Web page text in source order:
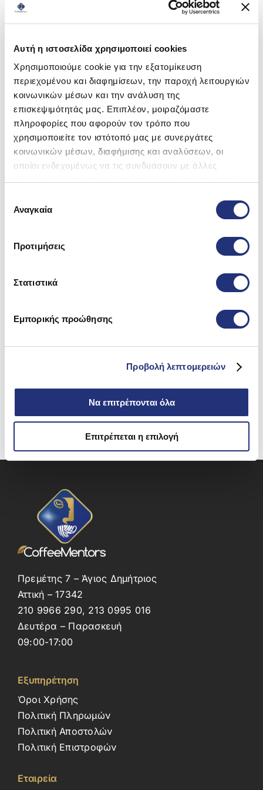
Αυτή η ιστοσελίδα χρησιμοποιεί cookies
Χρησιμοποιούμε cookie για την εξατομίκευση
περιεχομένου και διαφημίσεων, την παροχή λειτουργιών
κοινωνικών μέσων και την ανάλυση της
επισκεψιμότητάς μας. Επιπλέον, μοιραζόμαστε
πληροφορίες που αφορούν τον τρόπο που
χρησιμοποιείτε τον ιστότοπό μας με συνεργάτες
κοινωνικών μέσων, διαφήμισης και αναλύσεων, οι
οποίοι ενδεχομένως να τις συνδυάσουν με άλλες
των υπηρεσιών τους.
συγκατάθεσης
Αναγκαία
Προτιμήσεις
Στατιστικά
Εμπορικής προώθησης
Προβολή λεπτομερειών
Να επιτρέπονται όλα
Επιτρέπεται η επιλογή
Πρεμέτης 7 – Άγιος Δημήτριος
Αττική – 17342
210 9966 290, 213 0995 016
Δευτέρα – Παρασκευή
09:00-17:00
Εξυπηρέτηση
Όροι Χρήσης
Πολιτική Πληρωμών
Πολιτική Αποστολών
Πολιτική Επιστροφών
Εταιρεία